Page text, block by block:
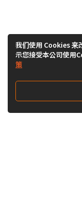
我们使用 Cookies 来
示您接受本公司使用
策